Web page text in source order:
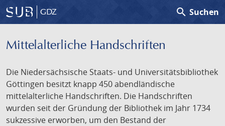
GDZ search Suchen
Mittelalterliche Handschriften
Die Niedersächsische Staats- und Universitätsbibliothek
Göttingen besitzt knapp 450 abendländische
mittelalterliche Handschriften. Die Handschriften
wurden seit der Gründung der Bibliothek im Jahr 1734
sukzessive erworben, um den Bestand der